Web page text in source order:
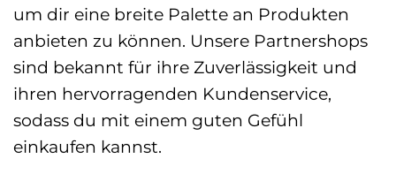
um dir eine breite Palette an Produkten
anbieten zu können. Unsere Partnershops
sind bekannt für ihre Zuverlässigkeit und
ihren hervorragenden Kundenservice,
sodass du mit einem guten Gefühl
einkaufen kannst.